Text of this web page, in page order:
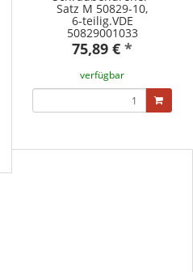
Satz M 50829-10,
6-teilig.VDE
50829001033
75,89 € *
verfügbar